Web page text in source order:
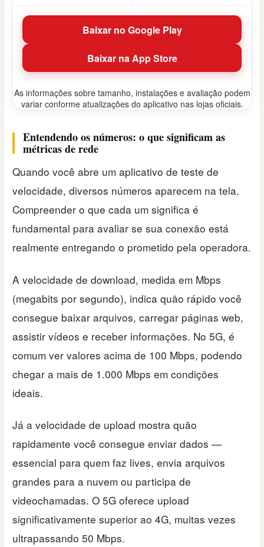
Baixar no Google Play
Baixar na App Store
As informações sobre tamanho, instalações e avaliação podem
variar conforme atualizações do aplicativo nas lojas oficiais.
Entendendo os números: o que significam as
métricas de rede
Quando você abre um aplicativo de teste de
velocidade, diversos números aparecem na tela.
Compreender o que cada um significa é
fundamental para avaliar se sua conexão está
realmente entregando o prometido pela operadora.
A velocidade de download, medida em Mbps
(megabits por segundo), indica quão rápido você
consegue baixar arquivos, carregar páginas web,
assistir vídeos e receber informações. No 5G, é
comum ver valores acima de 100 Mbps, podendo
chegar a mais de 1.000 Mbps em condições
ideais.
Já a velocidade de upload mostra quão
rapidamente você consegue enviar dados —
essencial para quem faz lives, envia arquivos
grandes para a nuvem ou participa de
videochamadas. O 5G oferece upload
significativamente superior ao 4G, muitas vezes
ultrapassando 50 Mbps.